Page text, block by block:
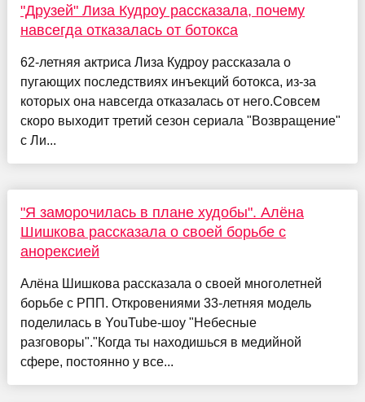
"Друзей" Лиза Кудроу рассказала, почему
навсегда отказалась от ботокса
62-летняя актриса Лиза Кудроу рассказала о
пугающих последствиях инъекций ботокса, из-за
которых она навсегда отказалась от него.Совсем
скоро выходит третий сезон сериала "Возвращение"
с Ли...
"Я заморочилась в плане худобы". Алёна
Шишкова рассказала о своей борьбе с
анорексией
Алёна Шишкова рассказала о своей многолетней
борьбе с РПП. Откровениями 33-летняя модель
поделилась в YouTube-шоу "Небесные
разговоры"."Когда ты находишься в медийной
сфере, постоянно у все...